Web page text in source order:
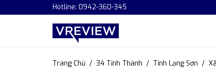
Hotline: 0942-360-345
Trang Chủ 34 Tỉnh Thành Tỉnh Lạng Sơn